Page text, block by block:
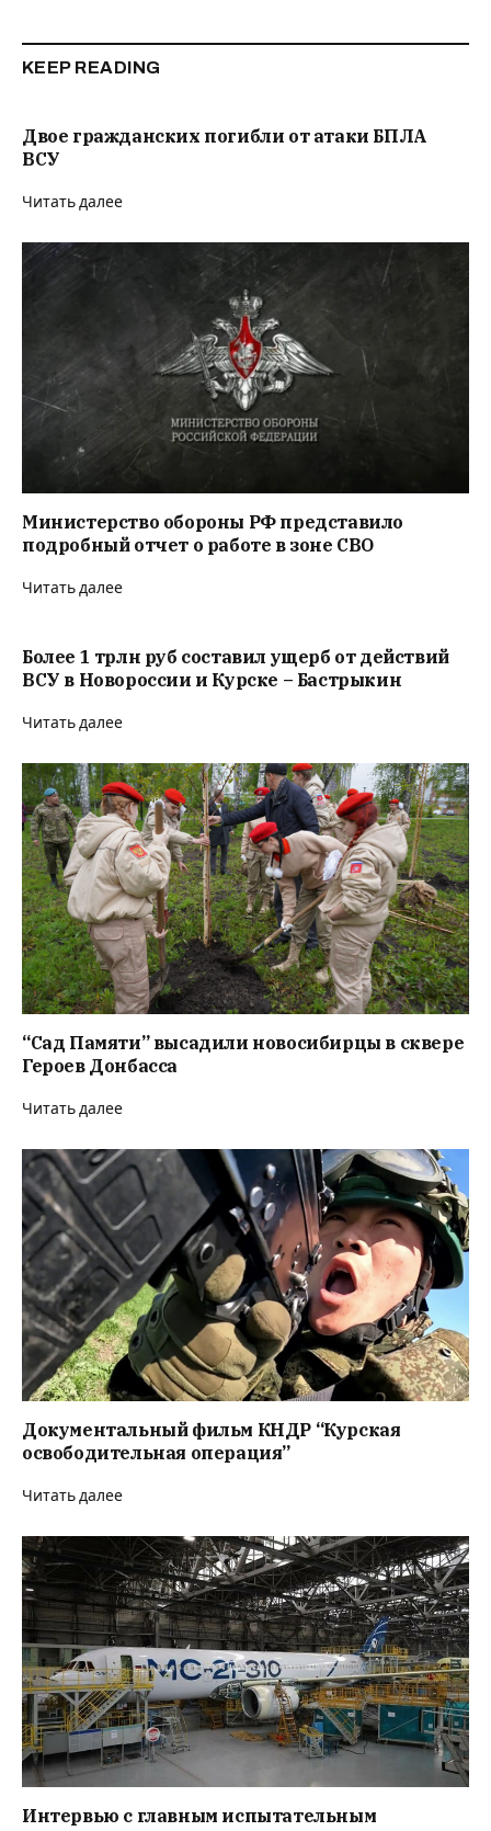
KEEP READING
Двое гражданских погибли от атаки БПЛА
ВСУ
Читать далее
Министерство обороны РФ представило
подробный отчет о работе в зоне СВО
Читать далее
Более 1 трлн руб составил ущерб от действий
ВСУ в Новороссии и Курске – Бастрыкин
Читать далее
“Сад Памяти” высадили новосибирцы в сквере
Героев Донбасса
Читать далее
Документальный фильм КНДР “Курская
освободительная операция”
Читать далее
Интервью с главным испытательным